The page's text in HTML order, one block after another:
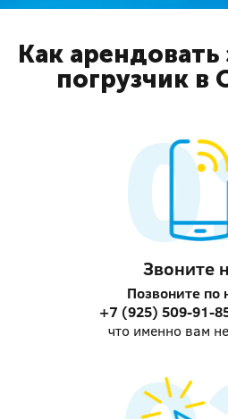
Как арендовать
погрузчик в
Звоните
Позвоните по
+7 (925) 509-91-
что именно вам